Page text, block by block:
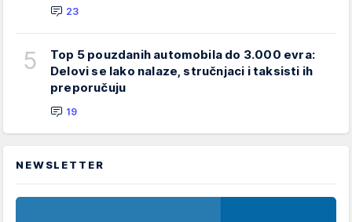
23
5
Top 5 pouzdanih automobila do 3.000 evra:
Delovi se lako nalaze, stručnjaci i taksisti ih
preporučuju
19
NEWSLETTER